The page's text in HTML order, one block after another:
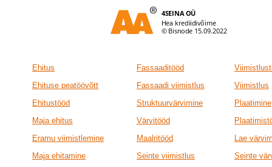
Ehitus Fassaaditööd
Ehituse peatöövõtt
Fassaadi viimistlus
Viimistlus
Ehitustööd
Struktuurvärvimine
Plaatimine
Maja ehitus
Värvitööd
Eramu viimistlemine
Maalritööd
Lae
Maja ehitamine
Seinte viimistlus Seinte